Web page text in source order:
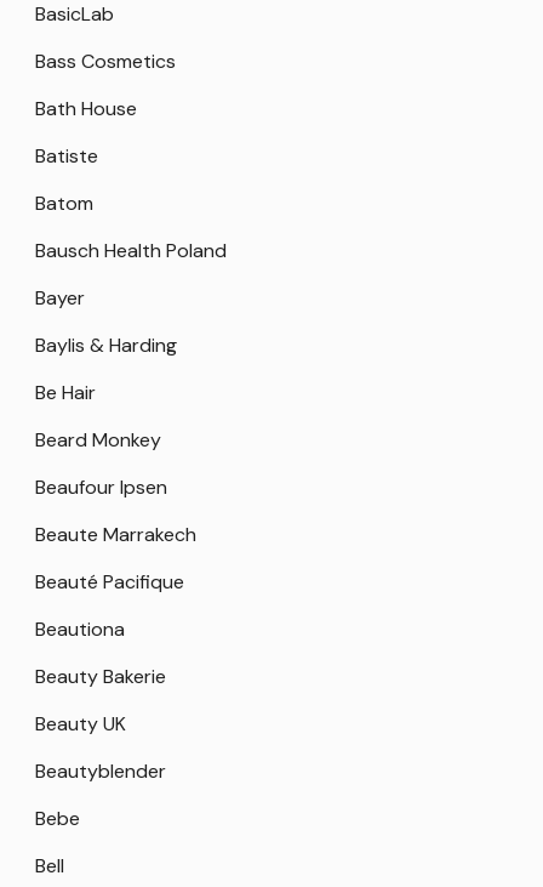
BasicLab
Bass Cosmetics
Bath House
Batiste
Batom
Bausch Health Poland
Bayer
Baylis & Harding
Be Hair
Beard Monkey
Beaufour Ipsen
Beaute Marrakech
Beauté Pacifique
Beautiona
Beauty Bakerie
Beauty UK
Beautyblender
Bebe
Bell